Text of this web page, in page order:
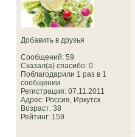
Добавить в друзья
Сообщений: 59
Сказал(а) спасибо: 0
Поблагодарили 1 раз в 1
сообщении
Регистрация: 07.11.2011
Адрес: Россия, Иркутск
Возраст: 38
Рейтинг: 159